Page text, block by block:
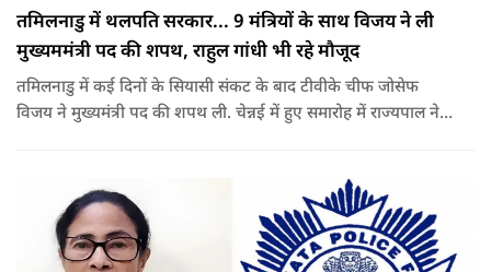
तमिलनाडु में थलपति सरकार... 9 मंत्रियों के साथ विजय ने ली
मुख्यममंत्री पद की शपथ, राहुल गांधी भी रहे मौजूद
तमिलनाडु में कई दिनों के सियासी संकट के बाद टीवीके चीफ जोसेफ
विजय ने मुख्यमंत्री पद की शपथ ली. चेन्नई में हुए समारोह में राज्यपाल ने